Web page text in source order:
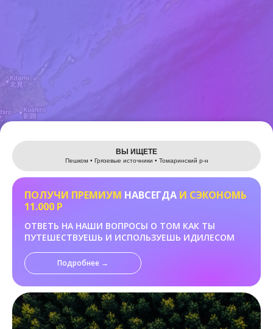
Leaflet
ВЫ ИЩЕТЕ
Пешком • Грязевые источники • Томаринский р-н
ПОЛУЧИ ПРЕМИУМ НАВСЕГДА И СЭКОНОМЬ
11.000 Р
ОТВЕТЬ НА НАШИ ВОПРОСЫ О ТОМ КАК ТЫ
ПУТЕШЕСТВУЕШЬ И ИСПОЛЬЗУЕШЬ ИДИЛЕСОМ
Подробнее →